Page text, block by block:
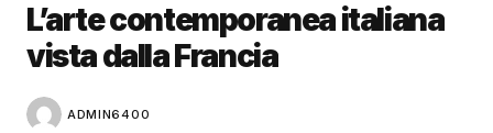
L’arte contemporanea italiana
vista dalla Francia
ADMIN6400